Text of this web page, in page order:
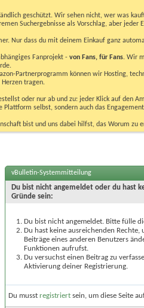
geschützt. Wir sehen nicht, wer was
Suchergebnisse als Vorschlag, aber
Nur dass du mit deinem Einkauf ganz
Fanprojekt - von Fans, für Fans. Wir
Partnerprogramm können wir Hosting,
tragen.
oder nur ab und zu: jeder Klick auf den
selbst, sondern auch das
bist und uns dabei hilfst, das Worum zu
vBulletin-Systemmitteilung
Du bist nicht angemeldet oder du hast
Gründe sein:
Du bist nicht angemeldet. Bitte fülle
Du hast keine ausreichenden Rechte,
Beiträge eines anderen Benutzers
Funktionen aufrufst.
Du versuchst einen Beitrag zu
Aktivierung deiner Registrierung.
Du musst registriert sein, um diese Seite